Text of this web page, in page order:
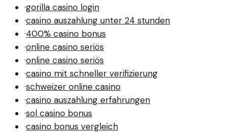
·gorilla casino login
·casino auszahlung unter 24 stunden
·400% casino bonus
·online casino seriös
·online casino seriös
·casino mit schneller verifizierung
·schweizer online casino
·casino auszahlung erfahrungen
·sol casino bonus
·casino bonus vergleich